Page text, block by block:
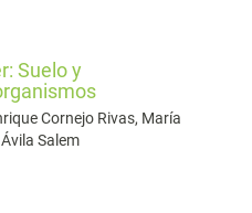
Suelo y
Cornejo Rivas, María
Salem